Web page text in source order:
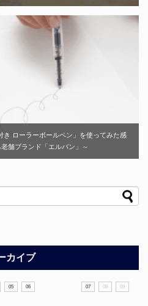
き ローラーボールペン」を使ってみた感
舗ブランド「エルバン」～
カイブ
05 06 07 08 09